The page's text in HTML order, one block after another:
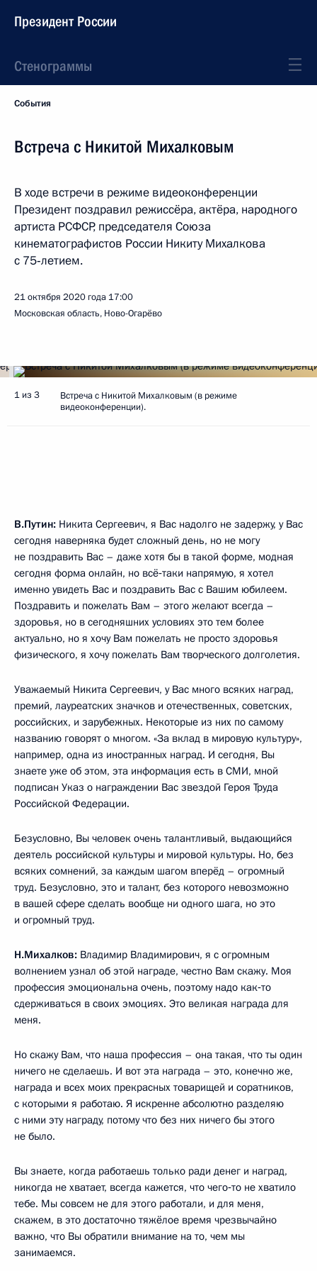
Президент России
Стенограммы
События
Встреча с Никитой Михалковым
В ходе встречи в режиме видеоконференции
Президент поздравил режиссёра, актёра, народного
артиста РСФСР, председателя Союза
кинематографистов России Никиту Михалкова
с 75‑летием.
21 октября 2020 года 17:00
Московская область, Ново-Огарёво
1 из 3
Встреча с Никитой Михалковым (в режиме
видеоконференции).
В.Путин: Никита Сергеевич, я Вас надолго не задержу, у Вас
сегодня наверняка будет сложный день, но не могу
не поздравить Вас – даже хотя бы в такой форме, модная
сегодня форма онлайн, но всё‑таки напрямую, я хотел
именно увидеть Вас и поздравить Вас с Вашим юбилеем.
Поздравить и пожелать Вам – этого желают всегда –
здоровья, но в сегодняшних условиях это тем более
актуально, но я хочу Вам пожелать не просто здоровья
физического, я хочу пожелать Вам творческого долголетия.
Уважаемый Никита Сергеевич, у Вас много всяких наград,
премий, лауреатских значков и отечественных, советских,
российских, и зарубежных. Некоторые из них по самому
названию говорят о многом. «За вклад в мировую культуру»,
например, одна из иностранных наград. И сегодня, Вы
знаете уже об этом, эта информация есть в СМИ, мной
подписан Указ о награждении Вас звездой Героя Труда
Российской Федерации.
Безусловно, Вы человек очень талантливый, выдающийся
деятель российской культуры и мировой культуры. Но, без
всяких сомнений, за каждым шагом вперёд – огромный
труд. Безусловно, это и талант, без которого невозможно
в вашей сфере сделать вообще ни одного шага, но это
и огромный труд.
Н.Михалков: Владимир Владимирович, я с огромным
волнением узнал об этой награде, честно Вам скажу. Моя
профессия эмоциональна очень, поэтому надо как‑то
сдерживаться в своих эмоциях. Это великая награда для
меня.
Но скажу Вам, что наша профессия – она такая, что ты один
ничего не сделаешь. И вот эта награда – это, конечно же,
награда и всех моих прекрасных товарищей и соратников,
с которыми я работаю. Я искренне абсолютно разделяю
с ними эту награду, потому что без них ничего бы этого
не было.
Вы знаете, когда работаешь только ради денег и наград,
никогда не хватает, всегда кажется, что чего‑то не хватило
тебе. Мы совсем не для этого работали, и для меня,
скажем, в это достаточно тяжёлое время чрезвычайно
важно, что Вы обратили внимание на то, чем мы
занимаемся.